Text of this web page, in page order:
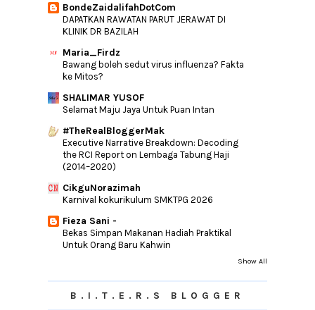
► 2012(76)
►2011(10)
► 2010(44)
BondeZaidalifahDotCom
DAPATKAN RAWATAN PARUT JERAWAT DI
KLINIK DR BAZILAH
Maria_Firdz
Bawang boleh sedut virus influenza? Fakta
ke Mitos?
SHALIMAR YUSOF
Selamat Maju Jaya Untuk Puan Intan
#TheRealBloggerMak
Executive Narrative Breakdown: Decoding
the RCI Report on Lembaga Tabung Haji
(2014–2020)
CikguNorazimah
Karnival kokurikulum SMKTPG 2026
Fieza Sani -
Bekas Simpan Makanan Hadiah Praktikal
Untuk Orang Baru Kahwin
Show All
B.I.T.E.R.S BLOGGER